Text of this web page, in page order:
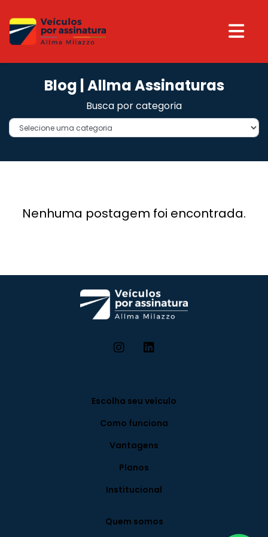
Blog | Allma Assinaturas
Busca por categoria
Nenhuma postagem foi encontrada.
Escolha seu veículo
Como funciona
Vantagens
Planos
Institucional
Quem somos